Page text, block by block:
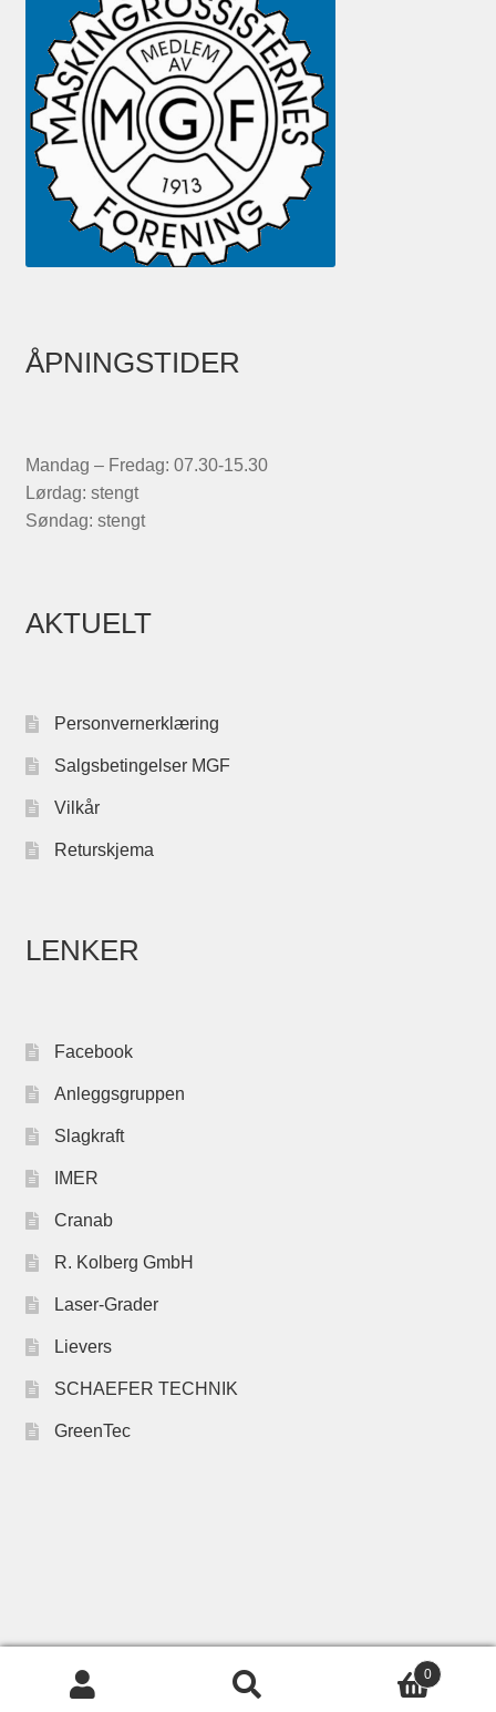
ÅPNINGSTIDER
Mandag – Fredag: 07.30-15.30
Lørdag: stengt
Søndag: stengt
AKTUELT
Personvernerklæring
Salgsbetingelser MGF
Vilkår
Returskjema
LENKER
Facebook
Anleggsgruppen
Slagkraft
IMER
Cranab
R. Kolberg GmbH
Laser-Grader
Lievers
SCHAEFER TECHNIK
GreenTec
0